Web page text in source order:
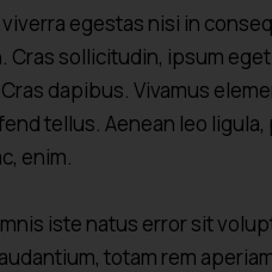
egestas nisi in
Cras sollicitudin, ipsum
dapibus. Vivamus
tellus. Aenean leo
enim.
iste natus error sit
totam rem